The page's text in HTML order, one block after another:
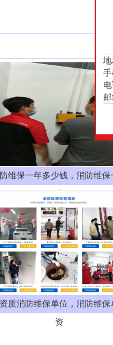
维保一年多少钱，消防维保
质消防维保单位，消防维保
资